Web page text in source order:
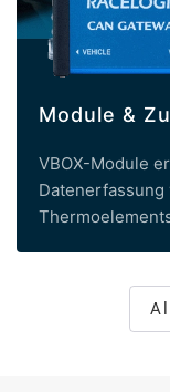
Module &
VBOX-Module